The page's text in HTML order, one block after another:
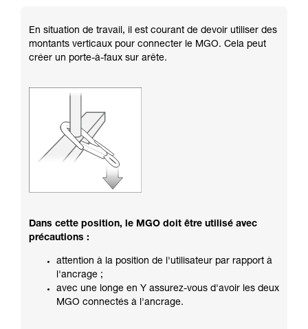
En situation de travail, il est courant de devoir utiliser des
montants verticaux pour connecter le MGO. Cela peut
créer un porte-à-faux sur arête.
Dans cette position, le MGO doit être utilisé avec
précautions :
attention à la position de l'utilisateur par rapport à
l'ancrage ;
avec une longe en Y assurez-vous d'avoir les deux
MGO connectés à l'ancrage.